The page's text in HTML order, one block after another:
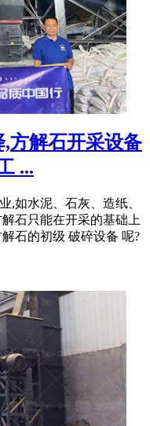
方解石开采设备
...
,如水泥、石灰、造纸、
石只能在开采的基础上
石的初级 破碎设备 呢?